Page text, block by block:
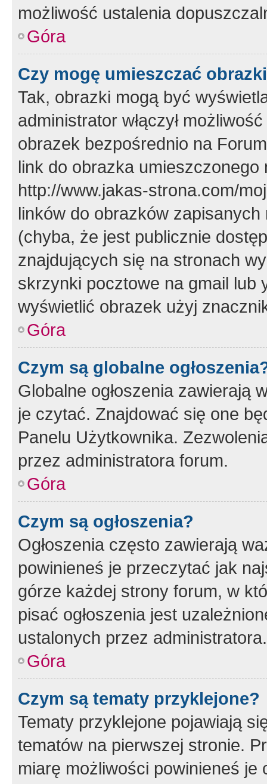
możliwość ustalenia
Góra
Czy mogę umieszczać
Tak, obrazki mogą być
administrator włączył
obrazek bezpośrednio na
link do obrazka
http://www.jakas-strona.com/
linków do obrazków
(chyba, że jest publicznie
znajdujących się na stronach
skrzynki pocztowe na gmail lub
wyświetlić obrazek użyj
Góra
Czym są globalne
Globalne ogłoszenia zawierają
je czytać. Znajdować się one
Panelu Użytkownika.
przez administratora forum.
Góra
Czym są ogłoszenia?
Ogłoszenia często zawierają
powinieneś je przeczytać jak
górze każdej strony forum, w
pisać ogłoszenia jest
ustalonych przez administratora.
Góra
Czym są tematy przyklejone?
Tematy przyklejone pojawiają
tematów na pierwszej stronie.
miarę możliwości powinieneś je